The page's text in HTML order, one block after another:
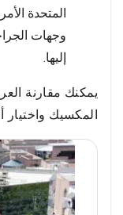
المتحدة
وجهات
إليها.
يمكنك مقارنة
المكسيك واختيار